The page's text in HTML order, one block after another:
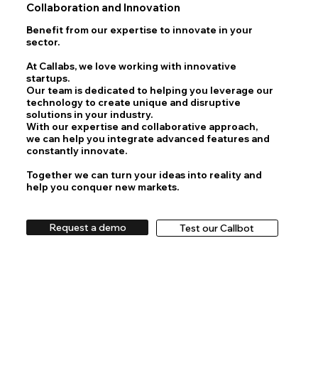
Collaboration and Innovation
Benefit from our expertise to innovate in your
sector.
At Callabs, we love working with innovative
startups.
Our team is dedicated to helping you leverage our
technology to create unique and disruptive
solutions in your industry.
With our expertise and collaborative approach,
we can help you integrate advanced features and
constantly innovate.
Together we can turn your ideas into reality and
help you conquer new markets.
Request a demo Test our Callbot